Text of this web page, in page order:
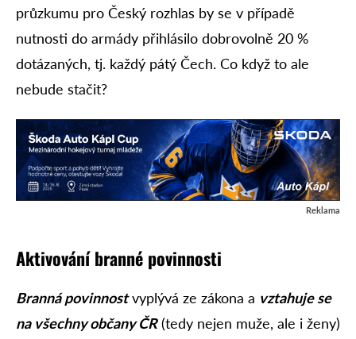
průzkumu pro Český rozhlas by se v případě
nutnosti do armády přihlásilo dobrovolně 20 %
dotázaných, tj. každý pátý Čech. Co když to ale
nebude stačit?
Reklama
Aktivování branné povinnosti
Branná povinnost vyplývá ze zákona a vztahuje se
na všechny občany ČR(tedy nejen muže, ale i ženy)